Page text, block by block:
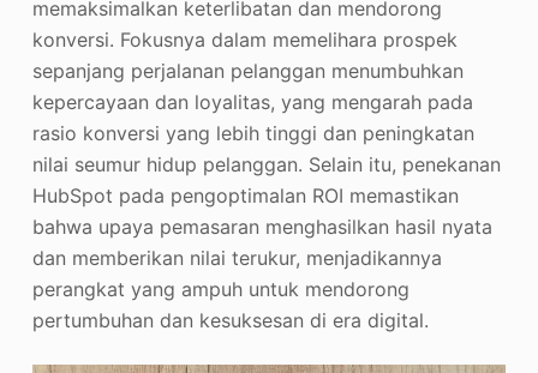
memaksimalkan keterlibatan dan mendorong
konversi. Fokusnya dalam memelihara prospek
sepanjang perjalanan pelanggan menumbuhkan
kepercayaan dan loyalitas, yang mengarah pada
rasio konversi yang lebih tinggi dan peningkatan
nilai seumur hidup pelanggan. Selain itu, penekanan
HubSpot pada pengoptimalan ROI memastikan
bahwa upaya pemasaran menghasilkan hasil nyata
dan memberikan nilai terukur, menjadikannya
perangkat yang ampuh untuk mendorong
pertumbuhan dan kesuksesan di era digital.